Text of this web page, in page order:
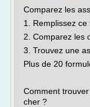
Comparez les
1. Remplissez ce
2. Comparez les
3. Trouvez une
Plus de 20
Comment
cher ?